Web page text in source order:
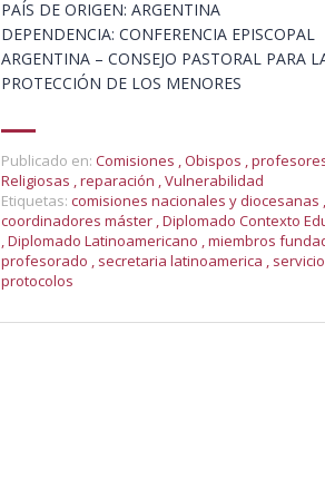
PAÍS DE ORIGEN: ARGENTINA
DEPENDENCIA: CONFERENCIA EPISCOPAL
ARGENTINA – CONSEJO PASTORAL PARA
PROTECCIÓN DE LOS MENORES
Publicado en: Comisiones ,Obispos ,
Religiosas ,reparación ,Vulnerabilidad
Etiquetas: comisiones nacionales y diocesanas ,
coordinadores máster ,Diplomado Contexto
,Diplomado Latinoamericano ,miembros
profesorado , secretaria latinoamerica , servicio
protocolos